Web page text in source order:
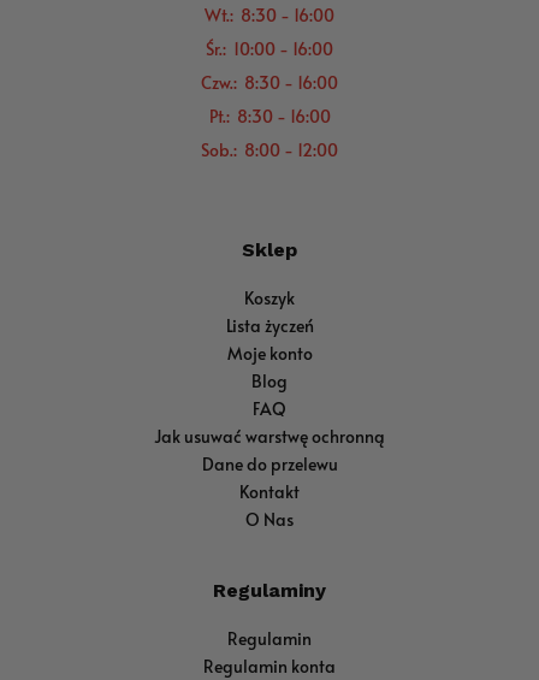
Wt.: 8:30 - 16:00
Śr.: 10:00 - 16:00
Czw.: 8:30 - 16:00
Pt.: 8:30 - 16:00
Sob.: 8:00 - 12:00
Sklep
Koszyk
Lista życzeń
Moje konto
Blog
FAQ
Jak usuwać warstwę ochronną
Dane do przelewu
Kontakt
O Nas
Regulaminy
Regulamin
Regulamin konta